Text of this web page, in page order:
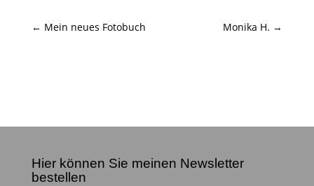
← Mein neues Fotobuch Monika H. →
Hier können Sie meinen Newsletter
bestellen